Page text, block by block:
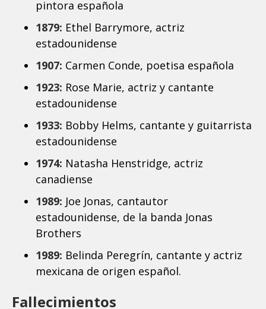
pintora española
1879: Ethel Barrymore, actriz
estadounidense
1907: Carmen Conde, poetisa española
1923: Rose Marie, actriz y cantante
estadounidense
1933: Bobby Helms, cantante y guitarrista
estadounidense
1974: Natasha Henstridge, actriz
canadiense
1989: Joe Jonas, cantautor
estadounidense, de la banda Jonas
Brothers
1989: Belinda Peregrín, cantante y actriz
mexicana de origen español.
Fallecimientos